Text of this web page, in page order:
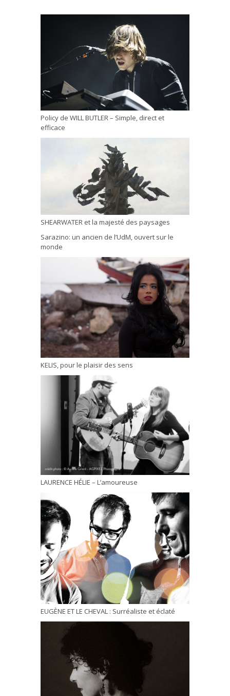
Policy de WILL BUTLER – Simple, direct et
efficace
SHEARWATER et la majesté des paysages
Sarazino: un ancien de l’UdM, ouvert sur le
monde
KELIS, pour le plaisir des sens
LAURENCE HÉLIE – L’amoureuse
EUGÈNE ET LE CHEVAL : Surréaliste et éclaté